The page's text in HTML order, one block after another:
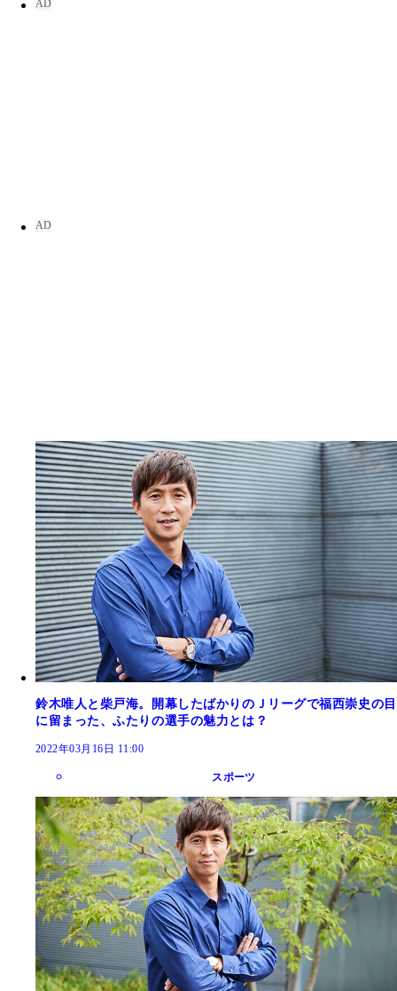
鈴木唯人と柴戸海。開幕したばかりのＪリーグで福西崇史の目
に留まった、ふたりの選手の魅力とは？
2022年03月16日 11:00
スポーツ